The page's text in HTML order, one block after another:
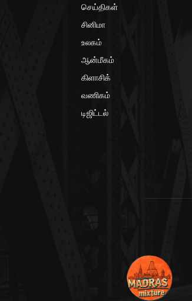
செய்திகள்
சினிமா
உலகம்
ஆன்மீகம்
கிளாசிக்
வணிகம்
டிஜிட்டல்